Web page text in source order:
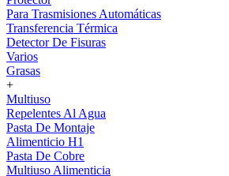
Para Trasmisiones Automáticas
Transferencia Térmica
Detector De Fisuras
Varios
Grasas
+
Multiuso
Repelentes Al Agua
Pasta De Montaje
Alimenticio H1
Pasta De Cobre
Multiuso Alimenticia